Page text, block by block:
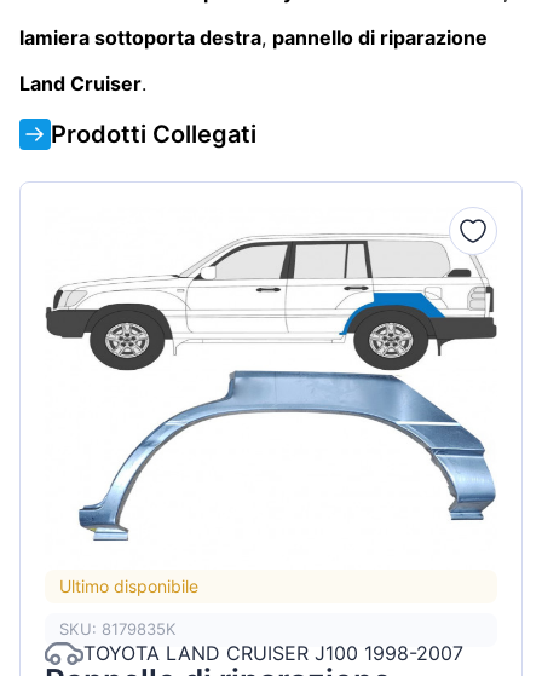
lamiera sottoporta destra, pannello di riparazione
Land Cruiser.
Prodotti Collegati
Ultimo disponibile
SKU: 8179835K
TOYOTA LAND CRUISER J100 1998-2007